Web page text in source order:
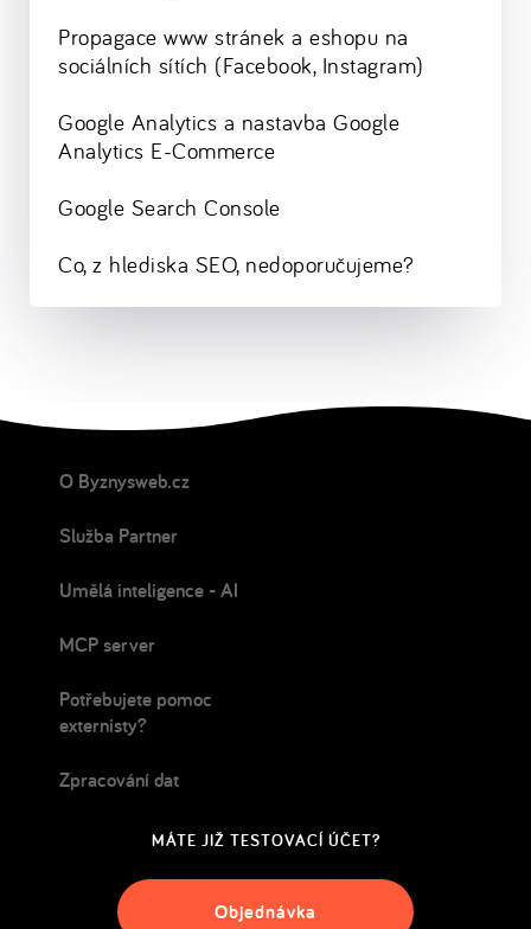
Propagace www stránek a eshopu na
sociálních sítích (Facebook, Instagram)
Google Analytics a nastavba Google
Analytics E-Commerce
Google Search Console
Co, z hlediska SEO, nedoporučujeme?
O Byznysweb.cz
Služba Partner
Umělá inteligence - AI
MCP server
Potřebujete pomoc
externisty?
Zpracování dat
MÁTE JIŽ TESTOVACÍ ÚČET?
Objednávka